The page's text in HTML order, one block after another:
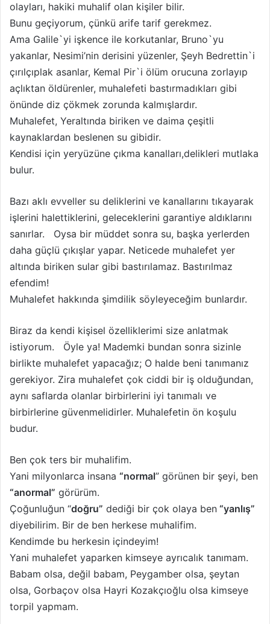
olayları, hakiki muhalif olan kişiler bilir.
Bunu geçiyorum, çünkü arife tarif gerekmez.
Ama Galile`yi işkence ile korkutanlar, Bruno`yu
yakanlar, Nesimi’nin derisini yüzenler, Şeyh Bedrettin`i
çırılçıplak asanlar, Kemal Pir`i ölüm orucuna zorlayıp
açlıktan öldürenler, muhalefeti bastırmadıkları gibi
önünde diz çökmek zorunda kalmışlardır.
Muhalefet, Yeraltında biriken ve daima çeşitli
kaynaklardan beslenen su gibidir.
Kendisi için yeryüzüne çıkma kanalları,delikleri mutlaka
bulur.
Bazı aklı evveller su deliklerini ve kanallarını tıkayarak
işlerini halettiklerini, geleceklerini garantiye aldıklarını
sanırlar. Oysa bir müddet sonra su, başka yerlerden
daha güçlü çıkışlar yapar. Neticede muhalefet yer
altında biriken sular gibi bastırılamaz. Bastırılmaz
efendim!
Muhalefet hakkında şimdilik söyleyeceğim bunlardır.
Biraz da kendi kişisel özelliklerimi size anlatmak
istiyorum. Öyle ya! Mademki bundan sonra sizinle
birlikte muhalefet yapacağız; O halde beni tanımanız
gerekiyor. Zira muhalefet çok ciddi bir iş olduğundan,
aynı saflarda olanlar birbirlerini iyi tanımalı ve
birbirlerine güvenmelidirler. Muhalefetin ön koşulu
budur.
Ben çok ters bir muhalifim.
Yani milyonlarca insana “normal” görünen bir şeyi, ben
“anormal” görürüm.
Çoğunluğun “doğru” dediği bir çok olaya ben “yanlış”
diyebilirim. Bir de ben herkese muhalifim.
Kendimde bu herkesin içindeyim!
Yani muhalefet yaparken kimseye ayrıcalık tanımam.
Babam olsa, değil babam, Peygamber olsa, şeytan
olsa, Gorbaçov olsa Hayri Kozakçıoğlu olsa kimseye
torpil yapmam.